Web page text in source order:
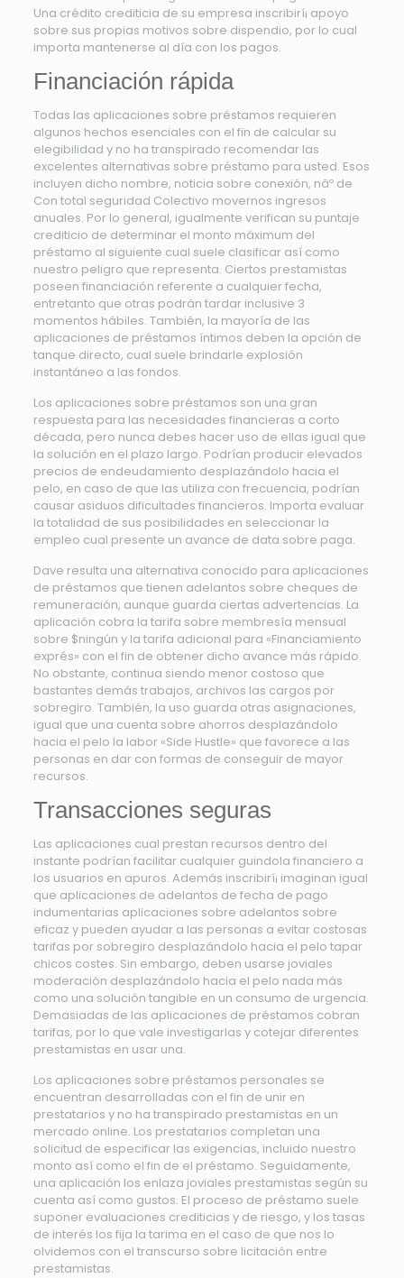
Una crédito crediticia de su empresa inscribirí¡ apoyo
sobre sus propias motivos sobre dispendio, por lo cual
importa mantenerse al día con los pagos.
Financiación rápida
Todas las aplicaciones sobre préstamos requieren
algunos hechos esenciales con el fin de calcular su
elegibilidad y no ha transpirado recomendar las
excelentes alternativas sobre préstamo para usted. Esos
incluyen dicho nombre, noticia sobre conexión, nâº de
Con total seguridad Colectivo movernos ingresos
anuales. Por lo general, igualmente verifican su puntaje
crediticio de determinar el monto máximum del
préstamo al siguiente cual suele clasificar así­ como
nuestro peligro que representa. Ciertos prestamistas
poseen financiación referente a cualquier fecha,
entretanto que otras podrán tardar inclusive 3
momentos hábiles. También, la mayoría de las
aplicaciones de préstamos íntimos deben la opción de
tanque directo, cual suele brindarle explosión
instantáneo a las fondos.
Los aplicaciones sobre préstamos son una gran
respuesta para las necesidades financieras a corto
década, pero nunca debes hacer uso de ellas igual que
la solución en el plazo largo. Podrían producir elevados
precios de endeudamiento desplazándolo hacia el
pelo, en caso de que las utiliza con frecuencia, podrían
causar asiduos dificultades financieros. Importa evaluar
la totalidad de sus posibilidades en seleccionar la
empleo cual presente un avance de data sobre paga.
Dave resulta una alternativa conocido para aplicaciones
de préstamos que tienen adelantos sobre cheques de
remuneración, aunque guarda ciertas advertencias. La
aplicación cobra la tarifa sobre membresía mensual
sobre $ningún y la tarifa adicional para «Financiamiento
exprés» con el fin de obtener dicho avance más rápido.
No obstante, continua siendo menor costoso que
bastantes demás trabajos, archivos las cargos por
sobregiro. También, la uso guarda otras asignaciones,
igual que una cuenta sobre ahorros desplazándolo
hacia el pelo la labor «Side Hustle» que favorece a las
personas en dar con formas de conseguir de mayor
recursos.
Transacciones seguras
Las aplicaciones cual prestan recursos dentro del
instante podrían facilitar cualquier guindola financiero a
los usuarios en apuros. Además inscribirí¡ imaginan igual
que aplicaciones de adelantos de fecha de pago
indumentarias aplicaciones sobre adelantos sobre
eficaz y pueden ayudar a las personas a evitar costosas
tarifas por sobregiro desplazándolo hacia el pelo tapar
chicos costes. Sin embargo, deben usarse joviales
moderación desplazándolo hacia el pelo nada más
como una solución tangible en un consumo de urgencia.
Demasiadas de las aplicaciones de préstamos cobran
tarifas, por lo que vale investigarlas y cotejar diferentes
prestamistas en usar una.
Los aplicaciones sobre préstamos personales se
encuentran desarrolladas con el fin de unir en
prestatarios y no ha transpirado prestamistas en un
mercado online. Los prestatarios completan una
solicitud de especificar las exigencias, incluido nuestro
monto así­ como el fin de el préstamo. Seguidamente,
una aplicación los enlaza joviales prestamistas según su
cuenta así­ como gustos. El proceso de préstamo suele
suponer evaluaciones crediticias y de riesgo, y los tasas
de interés los fija la tarima en el caso de que nos lo
olvidemos con el transcurso sobre licitación entre
prestamistas.